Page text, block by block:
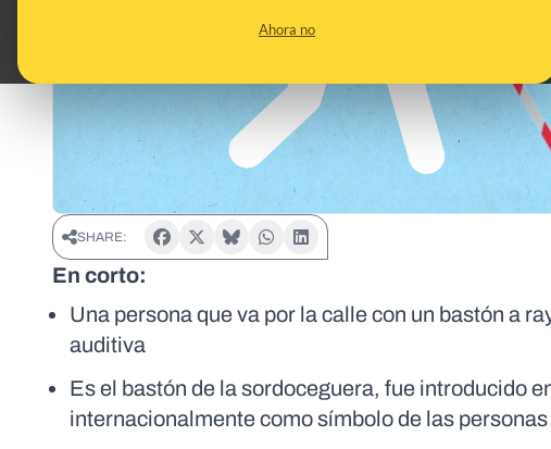
Ahora no
SHARE:
En corto:
Una persona que va por la calle con un bastón a
auditiva
Es el bastón de la sordoceguera, fue introducido
internacionalmente como símbolo de las